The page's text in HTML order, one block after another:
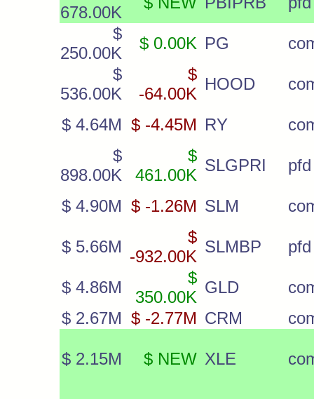
678.00K
$
250.00K
$ 0.00K PG
$
536.00K
$
-64.00K
HOOD
$ 4.64M $ -4.45M RY
$
898.00K
$
461.00K
SLGPRI pfd
$ 4.90M $ -1.26M SLM
$ 5.66M
$
-932.00K
SLMBP pfd
$ 4.86M
$
350.00K
GLD
$ 2.67M $ -2.77M CRM
$ 2.15M $ NEW XLE